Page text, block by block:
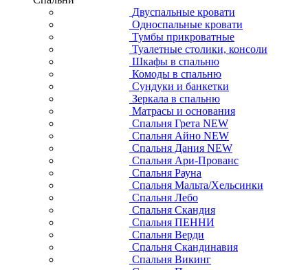
Двуспальные кровати
Односпальные кровати
Тумбы прикроватные
Туалетные столики, консоли
Шкафы в спальню
Комоды в спальню
Сундуки и банкетки
Зеркала в спальню
Матрасы и основания
Спальня Грета NEW
Спальня Айно NEW
Спальня Дания NEW
Спальня Ари-Прованс
Спальня Рауна
Спальня Мальта/Хельсинки
Спальня Лебо
Спальня Скандия
Спальня ПЕННИ
Спальня Верди
Спальня Скандинавия
Спальня Викинг